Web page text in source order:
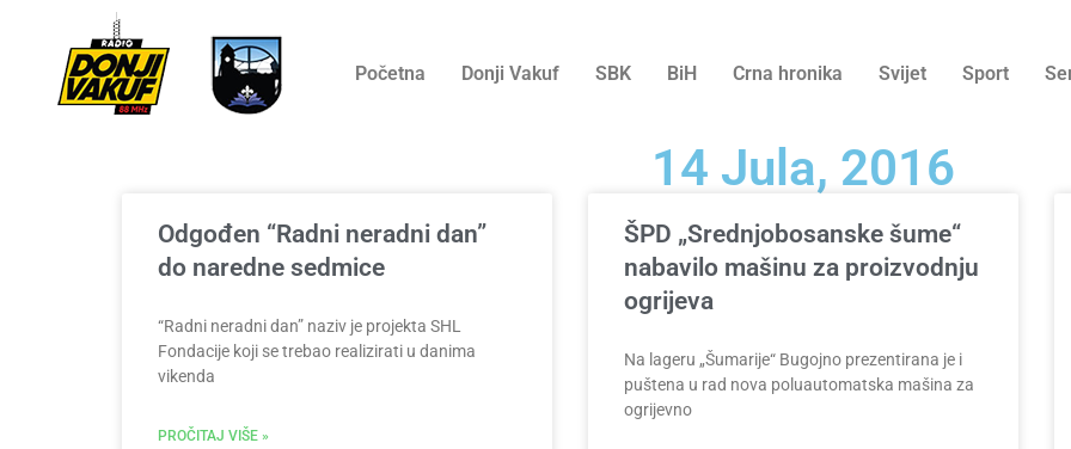
Početna Donji Vakuf SBK BiH Crna hronika Svijet Sport
14 Jula, 2016
Odgođen “Radni neradni dan”
do naredne sedmice
“Radni neradni dan” naziv je projekta SHL
Fondacije koji se trebao realizirati u danima
vikenda
PROČITAJ VIŠE »
ŠPD „Srednjobosanske šume“
nabavilo mašinu za proizvodnju
ogrijeva
Na lageru „Šumarije“ Bugojno prezentirana je i
puštena u rad nova poluautomatska mašina za
ogrijevno